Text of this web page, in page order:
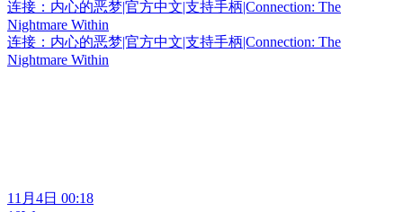
连接：内心的恶梦|官方中文|支持手柄|Connection: The
Nightmare Within
连接：内心的恶梦|官方中文|支持手柄|Connection: The
Nightmare Within
11月4日 00:18